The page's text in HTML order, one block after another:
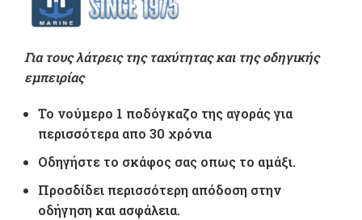
Για τους λάτρεις της ταχύτητας και της οδηγικής
εμπειρίας
Το νούμερο 1 ποδόγκαζο της αγοράς για
περισσότερα απο 30 χρόνια
Οδηγήστε το σκάφος σας οπως το αμάξι.
Προσδίδει περισσότερη απόδοση στην
οδήγηση και ασφάλεια.